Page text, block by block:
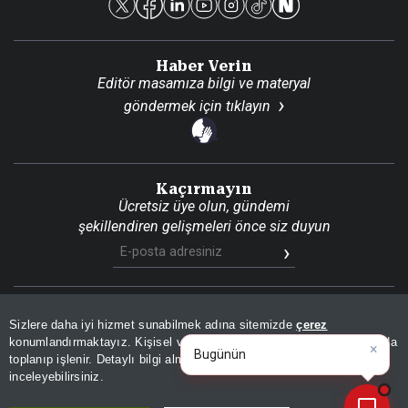
Sizlere daha iyi hizmet sunabilmek adına sitemizdeçerez
konumlandırmaktayız. Kişisel verileriniz, KVKK ve GDPR kapsamında
toplanıp işlenir. Detaylı bilgi almak içinAydınlatma Metnimizi
inceleyebilirsiniz.
Haber Verin
Editör masamıza bilgi ve materyal
göndermek için tıklayın
Kaçırmayın
Ücretsiz üye olun, gündemi
şekillendiren gelişmeleri önce siz duyun
© 2026 İhlas Medya Grubu. Tüm Hakları Saklıdır
Son DakikaSite HaritasıRSSKVKK Aydınlatma Metni
Gizlilik PolitikasıÇerez Politikası
×
Bugünün öne çıka